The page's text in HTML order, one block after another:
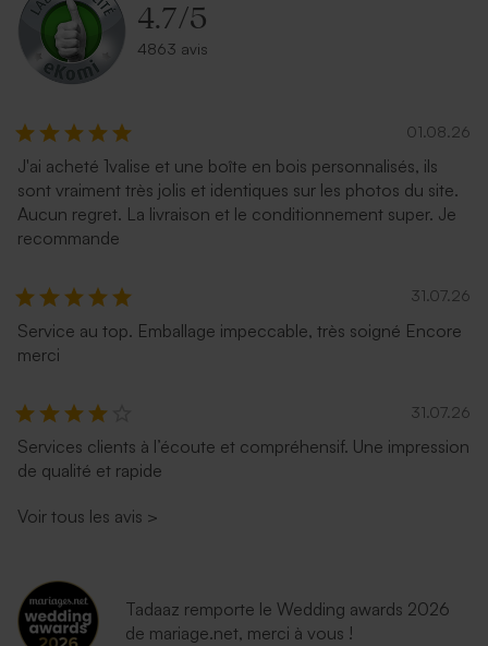
4.7/5
4863 avis
01.08.26
J'ai acheté 1valise et une boîte en bois personnalisés, ils
sont vraiment très jolis et identiques sur les photos du site.
Aucun regret. La livraison et le conditionnement super. Je
recommande
31.07.26
Service au top. Emballage impeccable, très soigné Encore
merci
31.07.26
Services clients à l’écoute et compréhensif. Une impression
de qualité et rapide
Voir tous les avis >
Tadaaz remporte le Wedding awards 2026
de mariage.net, merci à vous !